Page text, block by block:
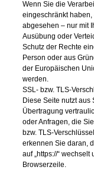
Wenn Sie die
eingeschränkt
abgesehen – nur mit
Ausübung oder
Schutz der Rechte
Person oder aus
der Europäischen
werden.
SSL- bzw. TLS-
Diese Seite nutzt
Übertragung
oder Anfragen, die
bzw. TLS-
erkennen Sie daran,
auf „https://“
Browserzeile.